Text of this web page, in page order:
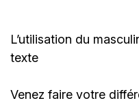
L’utilisation du
texte
Venez faire votre